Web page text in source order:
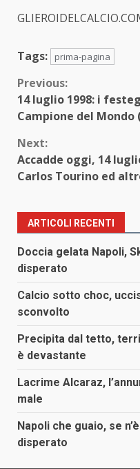
Tags: prima-pagina
Continue
Reading
Previous:
14 luglio 1998: i
Campione del Mondo
Next:
Accadde oggi, 14
Carlos Tourino ed
ARTICOLI RECENTI
Doccia gelata Napoli,
disperato
Calcio sotto choc,
sconvolto
Precipita dal tetto,
è devastante
Lacrime Alcaraz,
male
Napoli che guaio, se
disperato